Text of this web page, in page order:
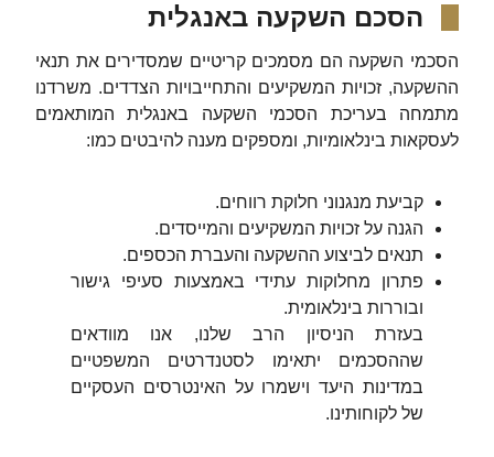
הסכם השקעה באנגלית
הסכמי השקעה הם מסמכים קריטיים שמסדירים את תנאי
ההשקעה, זכויות המשקיעים והתחייבויות הצדדים. משרדנו
מתמחה בעריכת הסכמי השקעה באנגלית המותאמים
לעסקאות בינלאומיות, ומספקים מענה להיבטים כמו:
קביעת מנגנוני חלוקת רווחים.
הגנה על זכויות המשקיעים והמייסדים.
תנאים לביצוע ההשקעה והעברת הכספים.
פתרון מחלוקות עתידי באמצעות סעיפי גישור
ובוררות בינלאומית.
בעזרת הניסיון הרב שלנו, אנו מוודאים
שההסכמים יתאימו לסטנדרטים המשפטיים
במדינות היעד וישמרו על האינטרסים העסקיים
של לקוחותינו.